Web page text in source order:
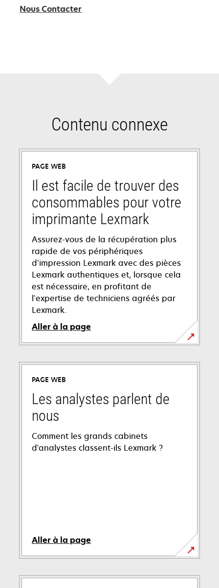
Nous Contacter
Contenu connexe
PAGE WEB
Il est facile de trouver des
consommables pour votre
imprimante Lexmark
Assurez-vous de la récupération plus
rapide de vos périphériques
d’impression Lexmark avec des pièces
Lexmark authentiques et, lorsque cela
est nécessaire, en profitant de
l’expertise de techniciens agréés par
Lexmark.
Aller à la page
PAGE WEB
Les analystes parlent de
nous
Comment les grands cabinets
d'analystes classent-ils Lexmark ?
Aller à la page